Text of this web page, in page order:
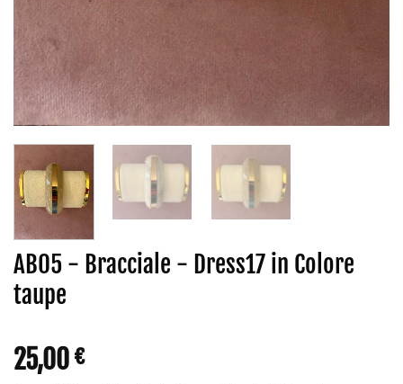
AB05 - Bracciale - Dress17 in Colore
taupe
25,00 €